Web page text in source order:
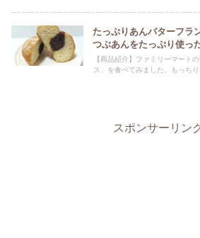
たっぷりあんバターフラ
つぶあんをたっぷり使っ
【商品紹介】ファミリーマート
ス」を食べてみました。もっちり
スポンサーリン